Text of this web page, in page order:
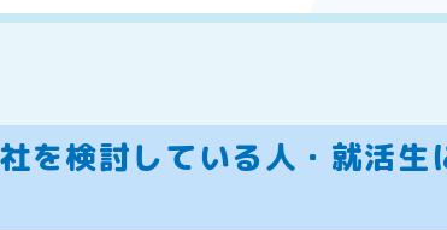
を検討している人・就活生